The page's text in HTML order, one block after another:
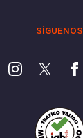
SÍGUENOS